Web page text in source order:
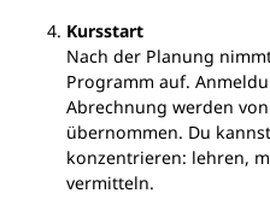
Kursstart
Nach der Planung
Programm auf.
Abrechnung werden
übernommen. Du
konzentrieren: lehren,
vermitteln.